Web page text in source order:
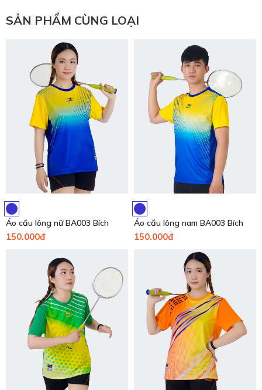
SẢN PHẨM CÙNG LOẠI
Áo cầu lông nữ BA003 Bích
150.000đ
Áo cầu lông nam BA003 Bích
150.000đ